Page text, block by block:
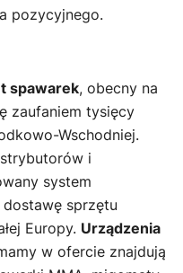
pozycyjnego.
spawarek, obecny na
zaufaniem tysięcy
Wschodniej.
i
system
sprzętu
Europy. Urządzenia
w ofercie znajdują